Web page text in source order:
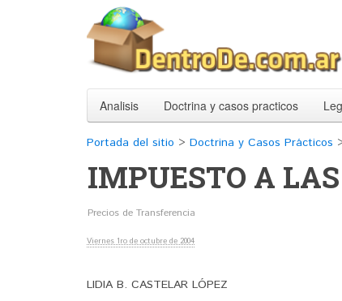
Analisis Doctrina y casos practicos
Portada del sitio > Doctrina y Casos Prácticos
IMPUESTO A
Precios de Transferencia
Viernes 1ro de octubre de 2004
LIDIA B. CASTELAR LÓPEZ